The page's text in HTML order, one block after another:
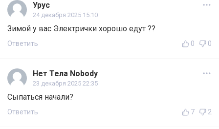
Урус
24 декабря 2025 15:10
Зимой у вас Электрички хорошо едут ??
Ответить 0 0
Нет Тела Nobody
23 декабря 2025 22:35
Сыпаться начали?
Ответить 7 2